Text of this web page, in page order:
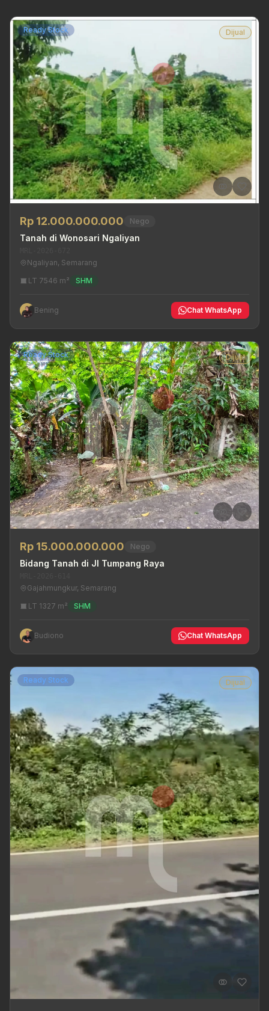
Ready Stock Dijual
Rp 12.000.000.000 Nego
Tanah di Wonosari Ngaliyan
Ngaliyan, Semarang
LT 7546 m²
SHM
Bening Chat WhatsApp
Ready Stock Dijual
Rp 15.000.000.000 Nego
Bidang Tanah di Jl Tumpang Raya
Gajahmungkur, Semarang
LT 1327 m²
SHM
Budiono Chat WhatsApp
Ready Stock Dijual